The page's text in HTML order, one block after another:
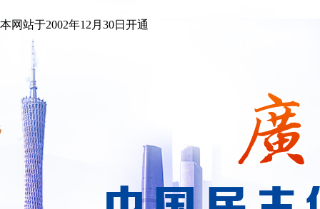
本网站于2002年12月30日开通